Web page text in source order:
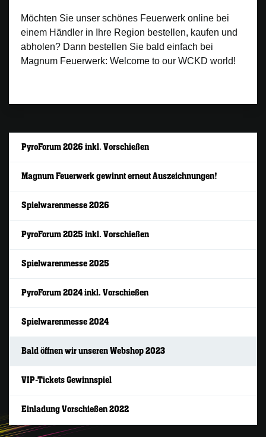
Möchten Sie unser schönes Feuerwerk online bei
einem Händler in Ihre Region bestellen, kaufen und
abholen? Dann bestellen Sie bald einfach bei
Magnum Feuerwerk: Welcome to our WCKD world!
PyroForum 2026 inkl. Vorschießen
Magnum Feuerwerk gewinnt erneut Auszeichnungen!
Spielwarenmesse 2026
PyroForum 2025 inkl. Vorschießen
Spielwarenmesse 2025
PyroForum 2024 inkl. Vorschießen
Spielwarenmesse 2024
Bald öffnen wir unseren Webshop 2023
VIP-Tickets Gewinnspiel
Einladung Vorschießen 2022